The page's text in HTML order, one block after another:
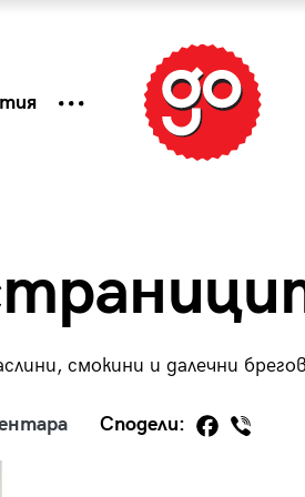
смокини и далечни
Сподели: